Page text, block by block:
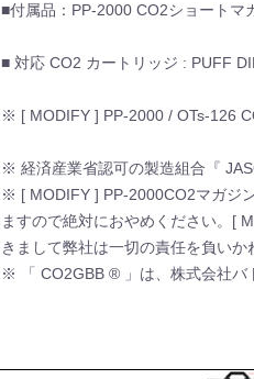
■付属品：PP-2000 CO2ショートマ
■ 対応 CO2 カートリッジ : PUFF
※ [ MODIFY ] PP-2000 / OTs-126
※ 経済産業省認可の製造組合『
※ [ MODIFY ] PP-2000CO2マガジ
ますので絶対におやめください。[
きまして弊社は一切の責任を負い
※ 「 CO2GBB ® 」は、株式会社バ